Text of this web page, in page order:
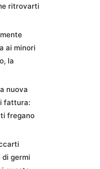
ritrovarti
ai minori
la
nuova
fattura:
fregano
di germi